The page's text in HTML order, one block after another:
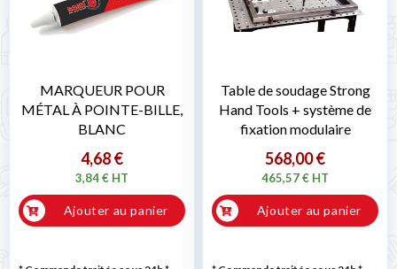
MARQUEUR POUR
MÉTAL À POINTE-BILLE,
BLANC
4,68 €
3,84 € HT
Ajouter au panier
Table de soudage Strong
Hand Tools + système de
fixation modulaire
568,00 €
465,57 € HT
Ajouter au panier